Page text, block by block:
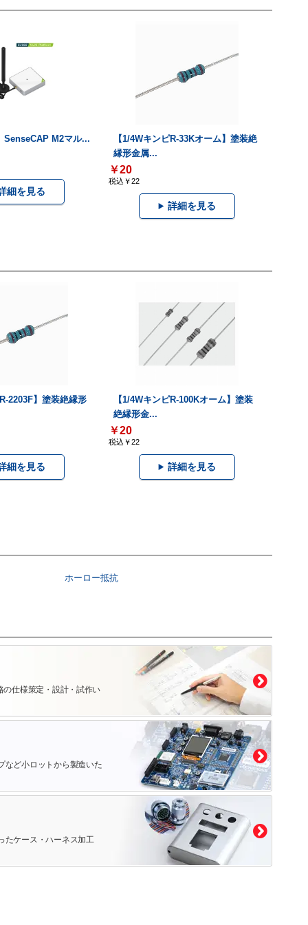
SenseCAP M2マル...
細を見る
【1/4WキンピR-33Kオーム】塗装絶
縁形金属...
￥20
税込￥22
詳細を見る
2203F】塗装絶縁形
細を見る
【1/4WキンピR-100Kオーム】塗装
絶縁形金...
￥20
税込￥22
詳細を見る
ホーロー抵抗
仕様策定・設計・試作い
など小ロットから製造いた
たケース・ハーネス加工